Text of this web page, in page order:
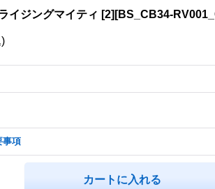
イジングマイティ [2][BS_CB34-
事項